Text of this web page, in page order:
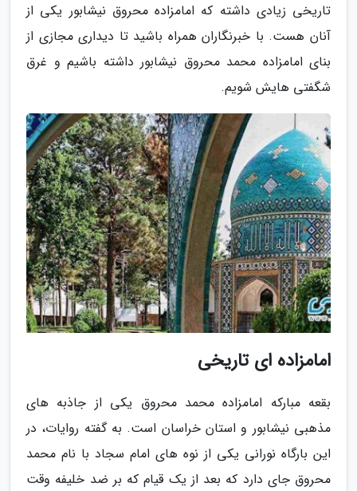
تاریخی زیادی داشته که امامزاده محروق نیشابور یکی از
آنان هست. با خبرنگاران همراه باشید تا دیداری مجازی از
بنای امامزاده محمد محروق نیشابور داشته باشیم و غرق
شگفتی هایش شویم.
امامزاده ای تاریخی
بقعه مبارکه امامزاده محمد محروق یکی از جاذبه های
مذهبی نیشابور و استان خراسان است. به گفته روایات، در
این بارگاه نورانی یکی از نوه های امام سجاد با نام محمد
محروق جای دارد که بعد از یک قیام که بر ضد خلیفه وقت